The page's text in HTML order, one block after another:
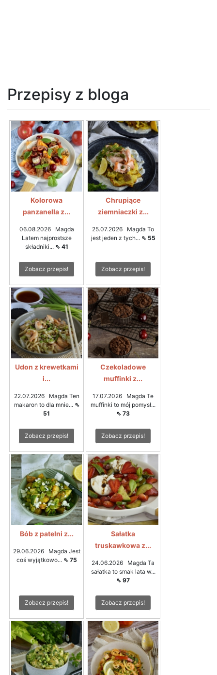
Przepisy z bloga
Kolorowa
panzanella z...
06.08.2026 Magda
Latem najprostsze
składniki... ⇖ 41
Zobacz przepis!
Chrupiące
ziemniaczki z...
25.07.2026 Magda To
jest jeden z tych... ⇖ 55
Zobacz przepis!
Udon z krewetkami
i...
22.07.2026 Magda Ten
makaron to dla mnie... ⇖
51
Zobacz przepis!
Czekoladowe
muffinki z...
17.07.2026 Magda Te
muffinki to mój pomysł...
⇖ 73
Zobacz przepis!
Bób z patelni z...
29.06.2026 Magda Jest
coś wyjątkowo... ⇖ 75
Zobacz przepis!
Sałatka
truskawkowa z...
24.06.2026 Magda Ta
sałatka to smak lata w...
⇖ 97
Zobacz przepis!